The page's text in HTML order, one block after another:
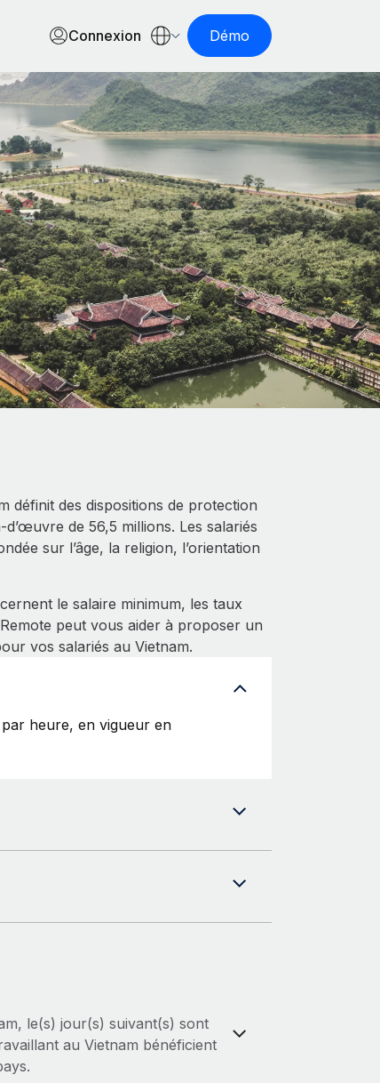
Connexion Démo
définit des dispositions de protection
de 56,5 millions. Les salariés
sur l’âge, la religion, l’orientation
le salaire minimum, les taux
peut vous aider à proposer un
vos salariés au Vietnam.
heure, en vigueur en
le(s) jour(s) suivant(s) sont
au Vietnam bénéficient